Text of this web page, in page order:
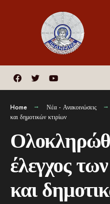
Home Νέα - Ανακοινώσεις
και δημοτικών κτιρίων
έλεγχος
και